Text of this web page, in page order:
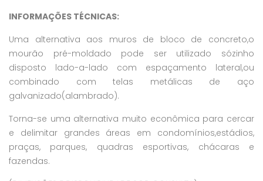
INFORMAÇÕES TÉCNICAS:
Uma alternativa aos muros de bloco de concreto,o
mourão pré-moldado pode ser utilizado sózinho
disposto lado-a-lado com espaçamento lateral,ou
combinado com telas metálicas de aço
galvanizado(alambrado).
Torna-se uma alternativa muito econômica para cercar
e delimitar grandes áreas em condomínios,estádios,
praças, parques, quadras esportivas, chácaras e
fazendas.